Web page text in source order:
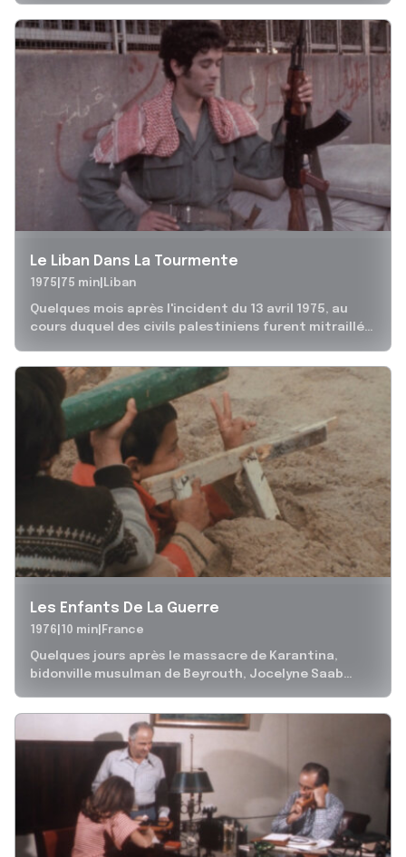
Le Liban Dans La Tourmente
1975 75 min Liban
Quelques mois après l'incident du 13 avril 1975, au
cours duquel des civils palestiniens furent mitraillés
Les Enfants De La Guerre
1976 10 min France
Quelques jours après le massacre de Karantina,
bidonville musulman de Beyrouth, Jocelyne Saab
traumatisés par...